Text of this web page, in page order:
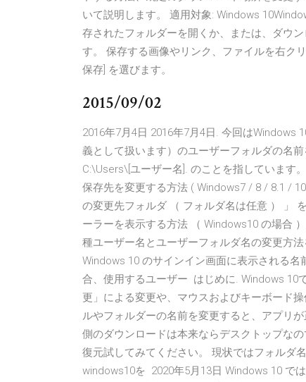
いて説明します。 適用対象: Windows
存されたフォルダーを開くか、または、ダウ
す。 保存する画像やリンク、ファイルを右ク
保存] を選びます。
2015/09/02
2016年7月4日 2016年7月4日. 今回はWindows
義として扱います）のユーザーフォルダの名
C:\Users\[ユーザー名]. のことを指しています
保存先を変更する方法 ( Windows7 / 8 / 8.1 /
の変更先フォルダ （ フォルダ名は任意 ） 」
ーラーを表示する方法 （ Windows10 の場合
種ユーザー名とユーザーフォルダ名の変更方
Windows 10 のサインイン画面に表示される
合、使用するユーザー はじめに. Windows 10
更」による変更や、マウスおよびキーボード
ルやフォルダーの名前を変更すると、アプリ
側のダウンロードは本来ならデスクトップな
復元試してみてください。 現状ではフォルダ
windows10を 2020年5月13日 Windows 10 で